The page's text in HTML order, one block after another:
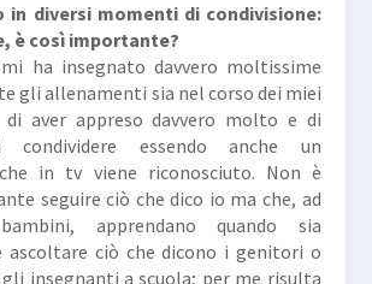
in diversi momenti di condivisione:
è così importante?
ha insegnato davvero moltissime
gli allenamenti sia nel corso dei miei
di aver appreso davvero molto e di
condividere essendo anche un
in tv viene riconosciuto. Non è
seguire ciò che dico io ma che, ad
apprendano quando sia
ascoltare ciò che dicono i genitori o
insegnanti a scuola; per me risulta